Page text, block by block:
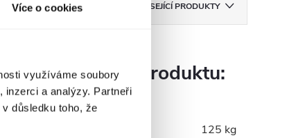
Více o cookies
využíváme soubory
inzerci a analýzy. Partneři
důsledku toho, že
ZNAČKA CERANO SOUVISEJÍCÍ PRODUKTY
Parametry produktu:
125 kg